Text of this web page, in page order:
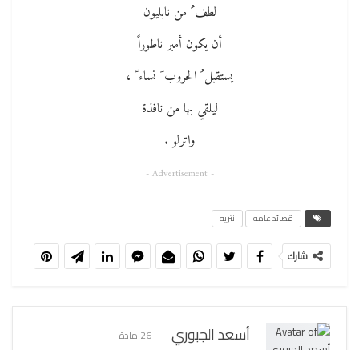
لطف ُ من نابليون
أن يكون أمبر ناطوراً
يستقبل ُ الحروب َ نساء ً ،
ليلقي بها من نافذة
واترلو .
- Advertisement -
قصائد عامه نثريه
شارك
أسعد الجبوري 26 مادة